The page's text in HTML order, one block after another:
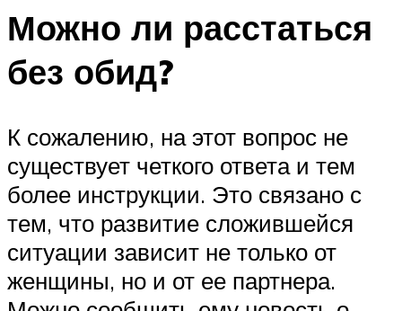
Можно ли расстаться
без обид?
К сожалению, на этот вопрос не
существует четкого ответа и тем
более инструкции. Это связано с
тем, что развитие сложившейся
ситуации зависит не только от
женщины, но и от ее партнера.